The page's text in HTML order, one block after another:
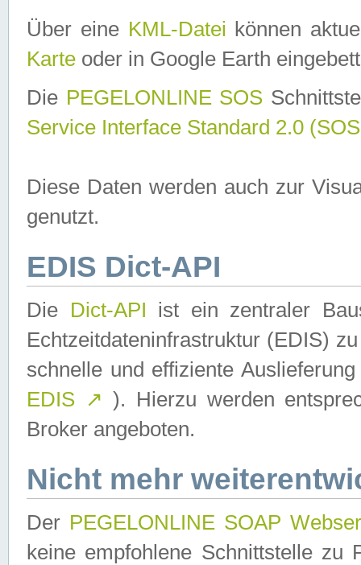
Über eine KML-Datei können
Karte oder in Google Earth
Die PEGELONLINE SOS
Service Interface Standard 2.0
Diese Daten werden auch zur
genutzt.
EDIS Dict-API
Die Dict-API ist ein zentraler
Echtzeitdateninfrastruktur (EDIS)
schnelle und effiziente
EDIS ↗ ). Hierzu werden
Broker angeboten.
Nicht mehr
Der PEGELONLINE SOAP
keine empfohlene Schnittstelle zu